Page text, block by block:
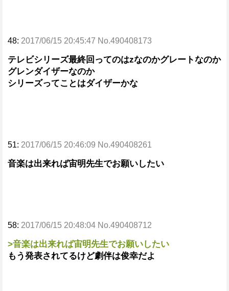
48: 2017/06/15 20:45:47 No.490408173
テレビシリーズ最終回ってのはzなのかグレートなのか
グレンダイザーなのか
シリーズってことはダイザーかな
51: 2017/06/15 20:46:09 No.490408261
音楽は出来れば宙明先生でお願いしたい
58: 2017/06/15 20:48:04 No.490408712
>音楽は出来れば宙明先生でお願いしたい
もう発表されてるけど劇伴は俊幸だよ